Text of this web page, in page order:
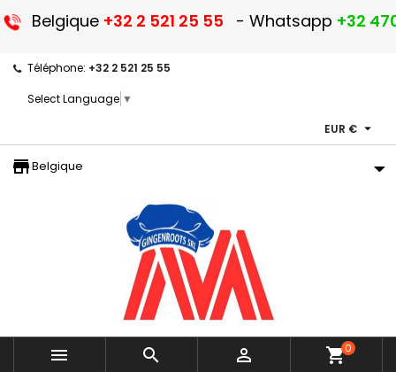
Belgique +32 2 521 25 55 - Whatsapp +32
Téléphone: +32 2 521 25 55
Select Language ▼
EUR € 
storefront
Belgique
   shopping_cart0